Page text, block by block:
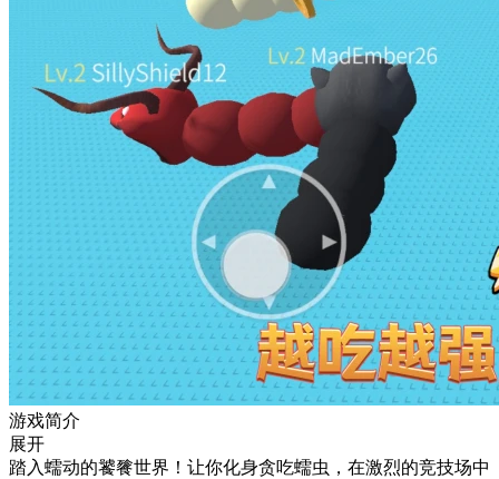
游戏简介
展开
踏入蠕动的饕餮世界！让你化身贪吃蠕虫，在激烈的竞技场中